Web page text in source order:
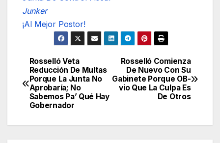
Junker
¡Al Mejor Postor!
Navegación
de
entradas
Rosselló Comienza
De Nuevo Con Su
Gabinete Porque OB-
vio Que La Culpa Es
De Otros
Rosselló Veta
Reducción De Multas
Porque La Junta No
Aprobaría; No
Sabemos Pa’ Qué Hay
Gobernador